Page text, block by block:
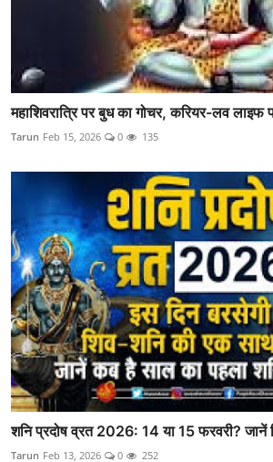
महाशिवरात्रि पर बुध का गोचर, करियर-लव लाइफ
Tarun Feb 15, 2026 0 135
शनि प्रदोष व्रत 2026: 14 या 15 फरवरी? जानें
Tarun Feb 13, 2026 0 252